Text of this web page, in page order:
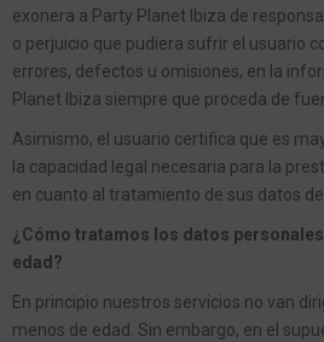
exonera a Party Planet Ibiza de
o perjuicio que pudiera sufrir el usuario
errores, defectos u omisiones, en la
Planet Ibiza siempre que proceda de
Asimismo, el usuario certifica que es
la capacidad legal necesaria para la
en cuanto al tratamiento de sus datos
¿Cómo tratamos los datos
edad?
En principio nuestros servicios no van
menos de edad. Sin embargo, en el